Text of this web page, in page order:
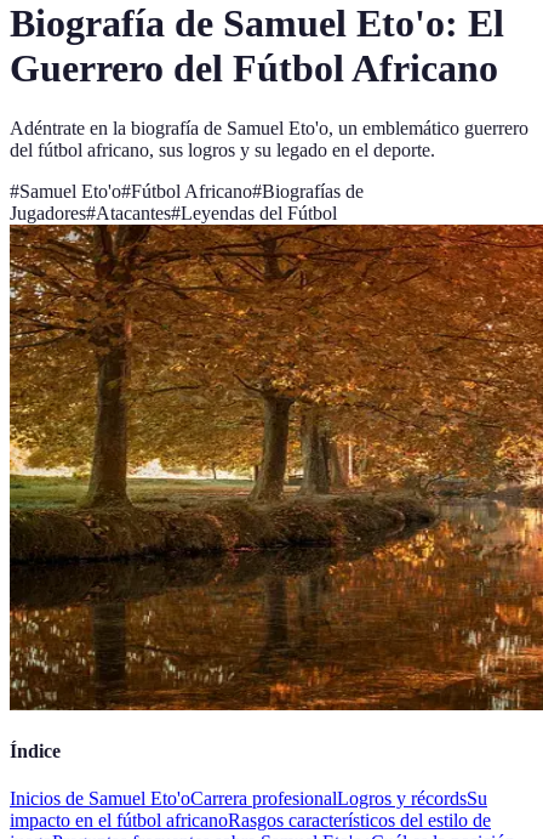
Biografía de Samuel Eto'o: El
Guerrero del Fútbol Africano
Adéntrate en la biografía de Samuel Eto'o, un emblemático guerrero
del fútbol africano, sus logros y su legado en el deporte.
#Samuel Eto'o#Fútbol Africano#Biografías de
Jugadores#Atacantes#Leyendas del Fútbol
Índice
Inicios de Samuel Eto'oCarrera profesionalLogros y récordsSu
impacto en el fútbol africanoRasgos característicos del estilo de